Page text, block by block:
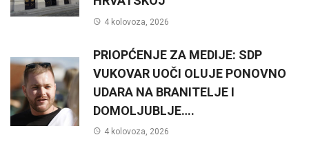
4 kolovoza, 2026
PRIOPĆENJE ZA MEDIJE: SDP
VUKOVAR UOČI OLUJE PONOVNO
UDARA NA BRANITELJE I
DOMOLJUBLJE….
4 kolovoza, 2026